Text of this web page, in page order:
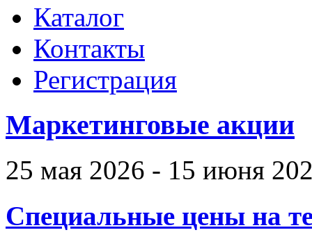
Каталог
Контакты
Регистрация
Маркетинговые акции
25 мая 2026 - 15 июня
Специальные цены на